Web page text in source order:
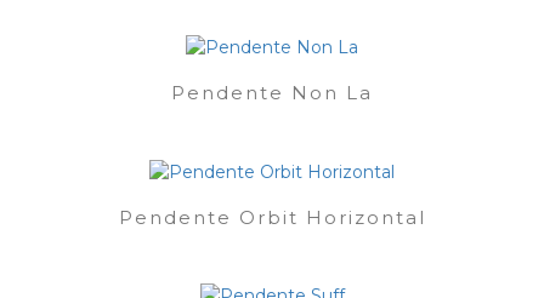
Pendente Non La
Pendente Orbit Horizontal